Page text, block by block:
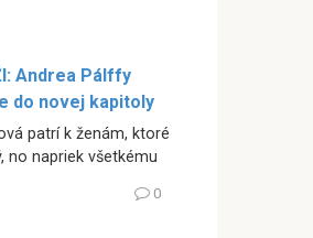
Andrea Pálffy
do novej kapitoly
patrí k ženám, ktoré
no napriek všetkému
0